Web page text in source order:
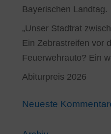
Bayerischen Landtag.
„Unser Stadtrat
Ein Zebrastreifen vor
Feuerwehrauto? Ein
Abiturpreis 2026
Neueste